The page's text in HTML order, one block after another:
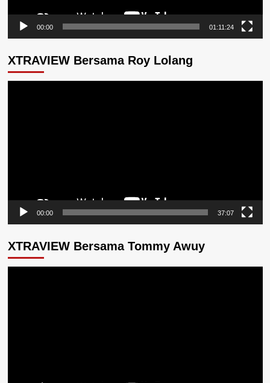
00:00 01:11:24
XTRAVIEW Bersama Roy Lolang
00:00 37:07
XTRAVIEW Bersama Tommy Awuy